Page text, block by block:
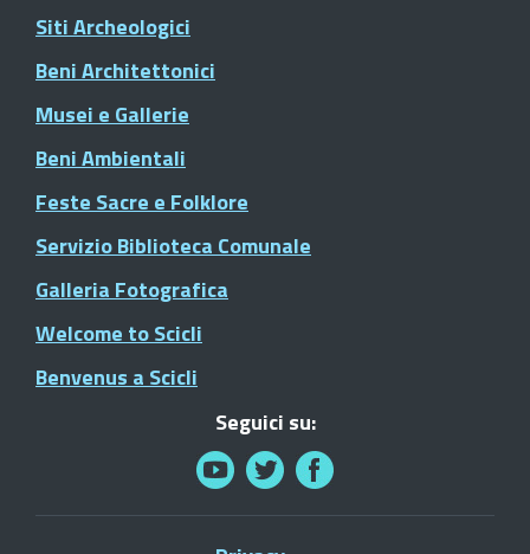
Siti Archeologici
Beni Architettonici
Musei e Gallerie
Beni Ambientali
Feste Sacre e Folklore
Servizio Biblioteca Comunale
Galleria Fotografica
Welcome to Scicli
Benvenus a Scicli
Seguici su: